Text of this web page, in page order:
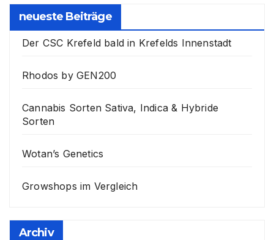
neueste Beiträge
Der CSC Krefeld bald in Krefelds Innenstadt
Rhodos by GEN200
Cannabis Sorten Sativa, Indica & Hybride
Sorten
Wotan’s Genetics
Growshops im Vergleich
Archiv